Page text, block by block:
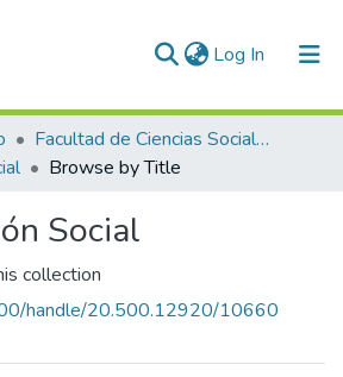
Log In (current)
Facultad de Ciencias Sociales y Humanidades
Browse by Title
Social
collection
handle/20.500.12920/10660